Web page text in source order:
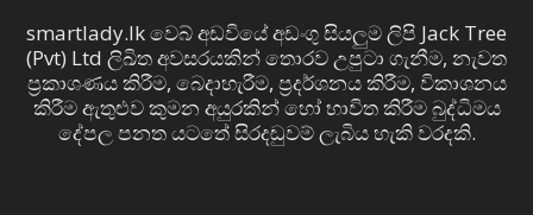
smartlady.lk වෙබ් අඩවියේ අඩංගු සියලුම ලිපි Jack Tree
(Pvt) Ltd ලිඛිත අවසරයකින් තොරව උපුටා ගැනීම, නැවත
ප්‍රකාශණය කිරීම, බෙදාහැරීම, ප්‍රදර්ශනය කිරීම, විකාශනය
කිරීම ඇතුළුව කුමන අයුරකින් හෝ භාවිත කිරීම බුද්ධිමය
දේපල පනත යටතේ සිරදඬුවම් ලැබිය හැකි වරදකි.